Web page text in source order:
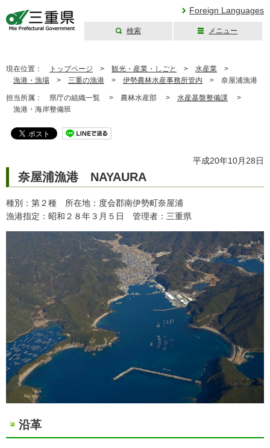
Foreign Languages
検索 メニュー
現在位置： トップページ > 観光・産業・しごと > 水産業 >
漁港・漁場 > 三重の漁港 > 伊勢農林水産事務所管内 > 奈屋浦漁港
担当所属： 県庁の組織一覧 > 農林水産部 > 水産基盤整備課 >
漁港・海岸整備班
平成20年10月28日
奈屋浦漁港 NAYAURA
種別：第２種 所在地：度会郡南伊勢町奈屋浦
漁港指定：昭和２８年３月５日 管理者：三重県
沿革